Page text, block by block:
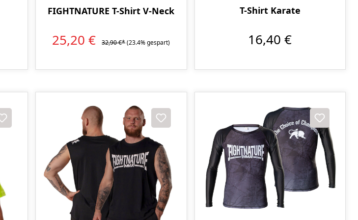
FIGHTNATURE T-Shirt V-Neck
25,20 € 32,90 €*(23.4% gespart)
T-Shirt Karate
16,40 €